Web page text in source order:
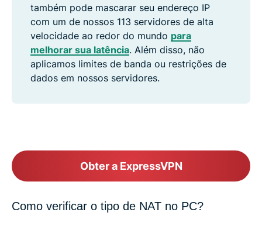
também pode mascarar seu endereço IP
com um de nossos 113 servidores de alta
velocidade ao redor do mundo para
melhorar sua latência. Além disso, não
aplicamos limites de banda ou restrições de
dados em nossos servidores.
Obter a ExpressVPN
Como verificar o tipo de NAT no PC?